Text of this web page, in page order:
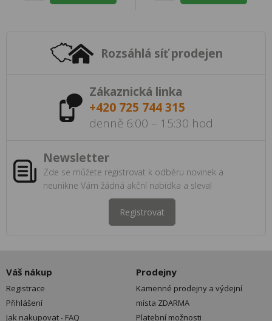
Rozsáhlá síť prodejen
Zákaznická linka
+420 725 744 315
denně 6:00 – 15:30 hod
Newsletter
Zde se můžete registrovat k odběru novinek a
neunikne Vám žádná akční nabídka a sleva!
Registrovat
Váš nákup
Registrace
Přihlášení
Jak nakupovat - FAQ
Prodejny
Kamenné prodejny a výdejní
místa ZDARMA
Platební možnosti